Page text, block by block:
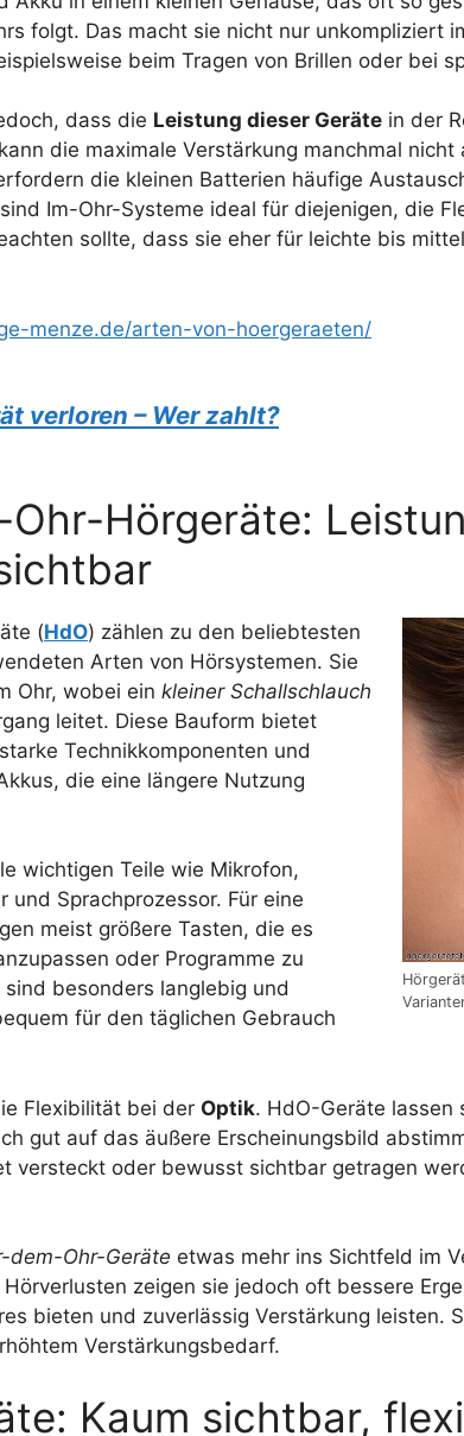
folgt. Das macht sie nicht nur unkompliziert
beim Tragen von Brillen oder bei
dass die Leistung dieser Geräte in der
die maximale Verstärkung manchmal nicht
die kleinen Batterien häufige
Im-Ohr-Systeme ideal für diejenigen, die
sollte, dass sie eher für leichte bis
menze.de/arten-von-hoergeraeten/
verloren – Wer zahlt?
Hörgeräte:
(HdO) zählen zu den beliebtesten
Arten von Hörsystemen. Sie
Ohr, wobei ein kleiner Schallschlauch
leitet. Diese Bauform bietet
Technikkomponenten und
die eine längere Nutzung
wichtigen Teile wie Mikrofon,
und Sprachprozessor. Für eine
meist größere Tasten, die es
oder Programme zu
besonders langlebig und
für den täglichen Gebrauch
Flexibilität bei der Optik. HdO-Geräte lassen
gut auf das äußere Erscheinungsbild
versteckt oder bewusst sichtbar getragen
dem-Ohr-Geräte etwas mehr ins Sichtfeld im
zeigen sie jedoch oft bessere
bieten und zuverlässig Verstärkung leisten.
Verstärkungsbedarf.
Kaum sichtbar,